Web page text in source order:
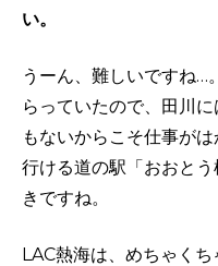
い。
うーん、難しいですね…
らっていたので、田川
もないからこそ仕事が
行ける道の駅「おおと
きですね。
LAC熱海は、めちゃく